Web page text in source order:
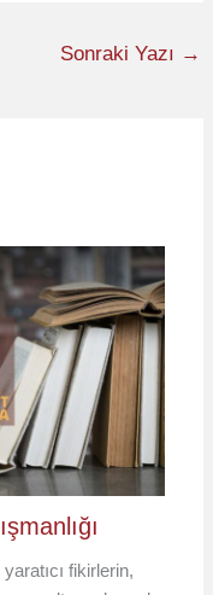
Sonraki Yazı →
fikirlerin,